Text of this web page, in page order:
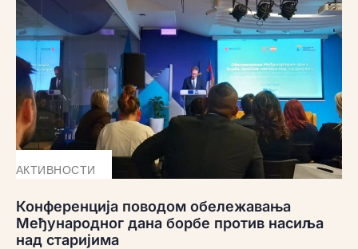
АКТИВНОСТИ
Конференција поводом обележавања
Међународног дана борбе против насиља
над старијима